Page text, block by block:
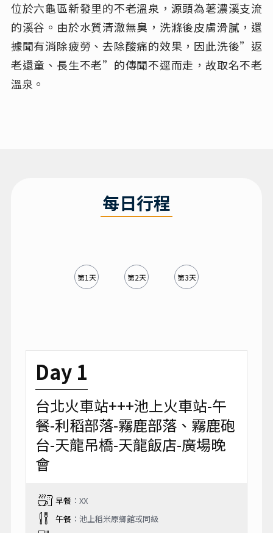
位於六龜區新發里的不老溫泉，源頭為荖濃溪支流
的溪谷。 由於水質清澈無臭，洗滌後皮膚滑膩，還
據聞有消除疲勞、去除酸痛的效果，因此洗後”返
老還童、長生不老”的傳聞不逕而走，故取名不老
溫泉。
每日行程
第1天 第2天 第3天
Day 1
台北火車站+++池上火車站-午
餐-利稻部落-霧鹿部落、霧鹿砲
台-天龍吊橋-天龍飯店-廣場晚
會
早餐：XX
午餐：池上稻米原鄉館或同級